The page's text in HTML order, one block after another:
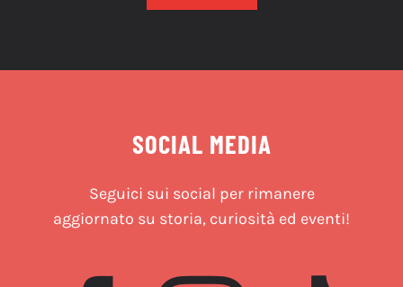
SOCIAL MEDIA
Seguici sui social per rimanere
aggiornato su storia, curiosità ed eventi!